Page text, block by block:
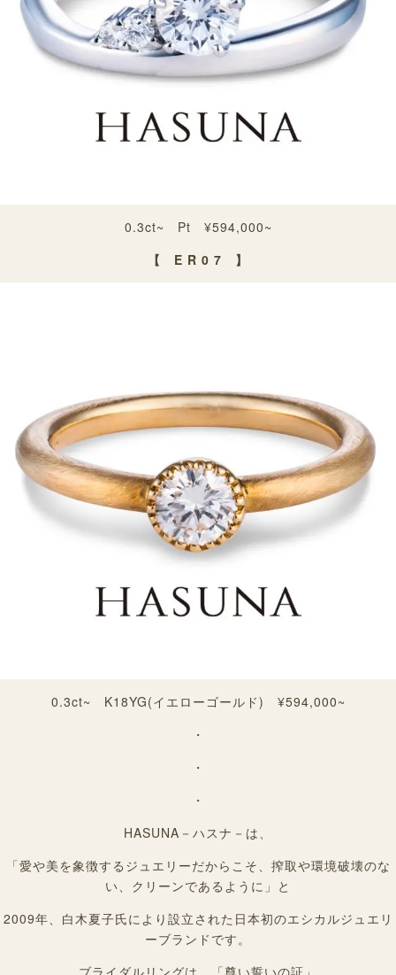
0.3ct~ Pt ¥594,000~
【 E R 0 7 】
0.3ct~ K18YG(イエローゴールド) ¥594,000~
・
・
・
HASUNA－ハスナ－は、
「愛や美を象徴するジュエリーだからこそ、搾取や環境破壊のな
い、クリーンであるように」と
2009年、白木夏子氏により設立された日本初のエシカルジュエリ
ーブランドです。